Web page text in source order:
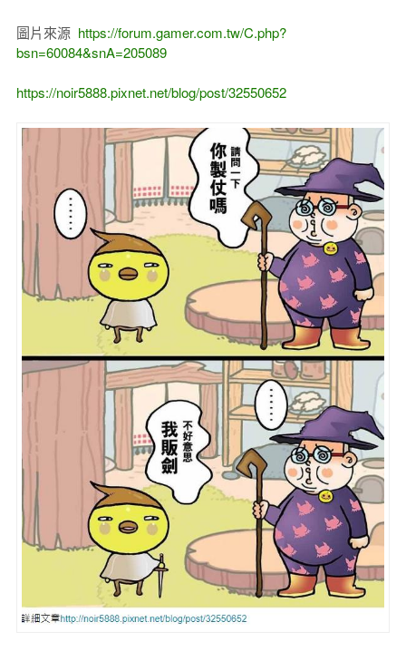
圖片來源 https://forum.gamer.com.tw/C.php?
bsn=60084&snA=205089
https://noir5888.pixnet.net/blog/post/32550652